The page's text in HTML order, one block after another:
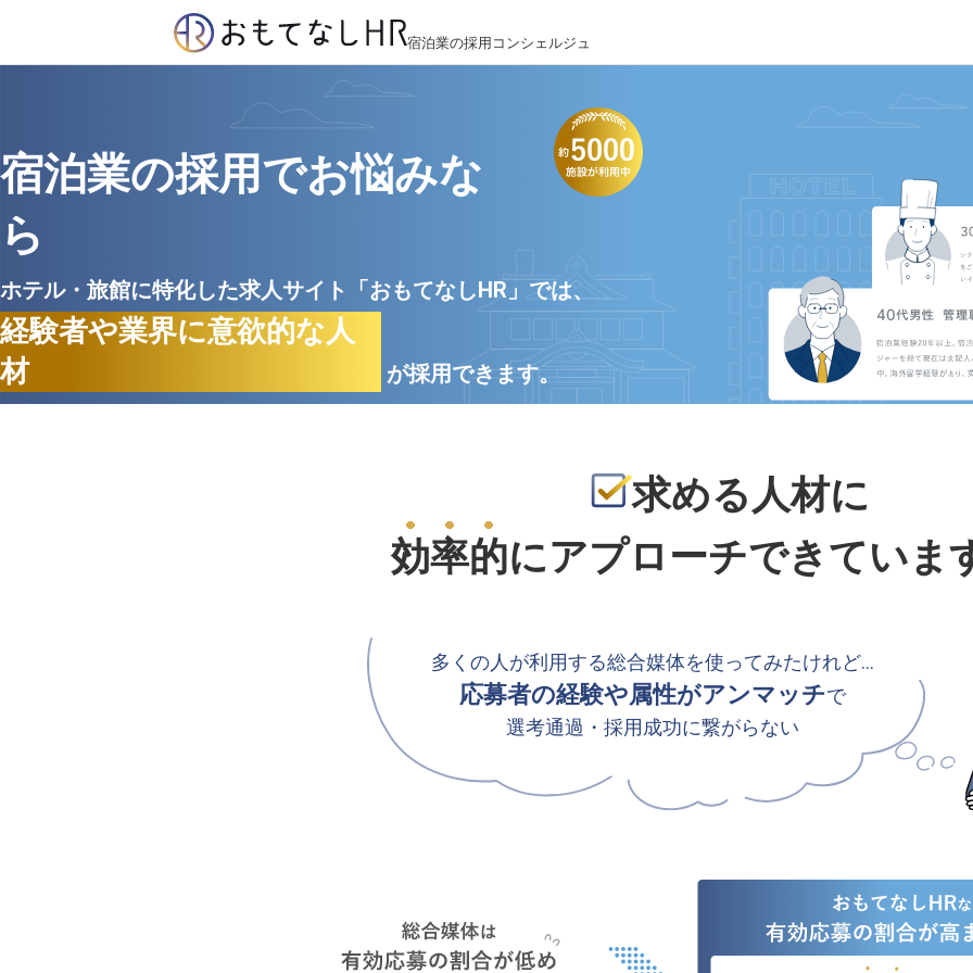
宿泊業の採用コンシェルジュ
宿泊業の採用でお悩みな
ら
ホテル・旅館に特化した求人サイト「おもてなしHR」では、
経験者や業界に意欲的な人
材
が採用できます。
求める人材に
効率的にアプローチできていま
多くの人が利用する総合媒体を使ってみたけれど…
応募者の経験や属性がアンマッチで
選考通過・採用成功に繋がらない